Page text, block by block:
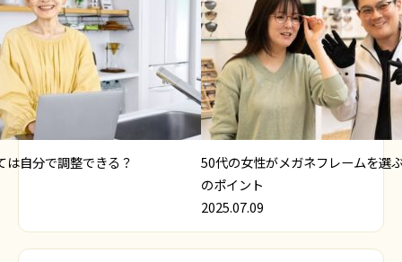
は自分で調整できる？
50代の女性がメガネフレームを選
のポイント
2025.07.09